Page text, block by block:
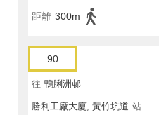
距離 300m
90
往 鴨脷洲邨
勝利工廠大廈, 黃竹坑道 站